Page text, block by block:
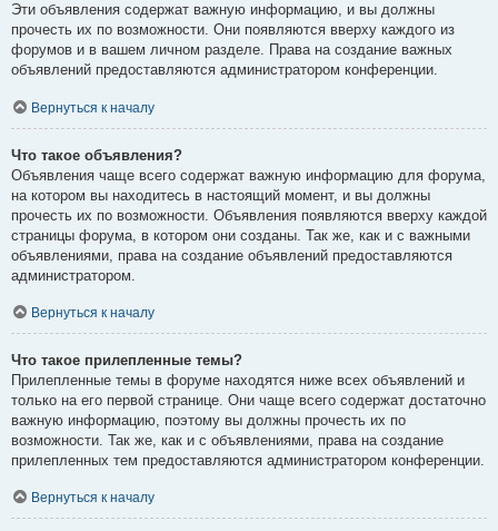
Эти объявления содержат важную информацию, и вы должны
прочесть их по возможности. Они появляются вверху каждого из
форумов и в вашем личном разделе. Права на создание важных
объявлений предоставляются администратором конференции.
Вернуться к началу
Что такое объявления?
Объявления чаще всего содержат важную информацию для форума,
на котором вы находитесь в настоящий момент, и вы должны
прочесть их по возможности. Объявления появляются вверху каждой
страницы форума, в котором они созданы. Так же, как и с важными
объявлениями, права на создание объявлений предоставляются
администратором.
Вернуться к началу
Что такое прилепленные темы?
Прилепленные темы в форуме находятся ниже всех объявлений и
только на его первой странице. Они чаще всего содержат достаточно
важную информацию, поэтому вы должны прочесть их по
возможности. Так же, как и с объявлениями, права на создание
прилепленных тем предоставляются администратором конференции.
Вернуться к началу